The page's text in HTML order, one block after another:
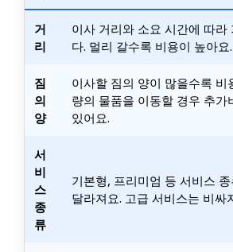
거
리
이사 거리와 소요 시간에 따라
다. 멀리 갈수록 비용이 높아요.
짐
의
양
이사할 짐의 양이 많을수록 비
량의 물품을 이동할 경우 추가
있어요.
서
비
스
종
류
기본형, 프리미엄 등 서비스
달라져요. 고급 서비스는 비싸